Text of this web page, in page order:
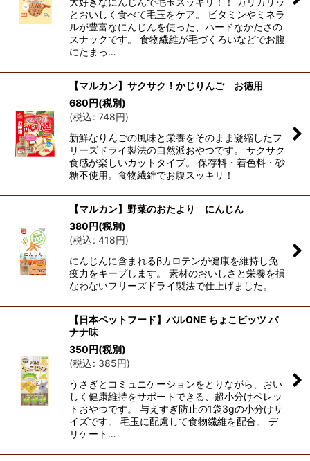
とおいしく食べて毛玉をケア。 ビタミンやミネラ
ルが豊富なにんじんを使った、ハードなかたさの
スナックです。 食物繊維が毛づくろいなどでお腹
にたまっ…
【マルカン】サクサク！かじりんご お徳用
680円(税別)
(税込: 748円)
新鮮なりんごの風味と栄養をそのまま凝縮したフ
リーズドライ製法の自然派おやつです。 サクサク
食感が楽しいカットタイプ。 保存料・着色料・砂
糖不使用。食物繊維でお腹スッキリ！
【マルカン】野菜のおたより にんじん
380円(税別)
(税込: 418円)
にんじんに含まれるβカロテンが健康を維持し免
疫力をキープします。 素材のおいしさと栄養を損
なわないフリーズドライ製法で仕上げました。
【日本ペットフード】パルONE ちょこビッツ バ
ナナ味
350円(税別)
(税込: 385円)
うさぎとコミュニケーションをとりながら、おい
しく健康維持をサポートできる、超小分けペレッ
トおやつです。 与えすぎ防止の1袋3gの小分けサ
イズです。 毛玉に配慮して食物繊維を配合。 デ
リケート…